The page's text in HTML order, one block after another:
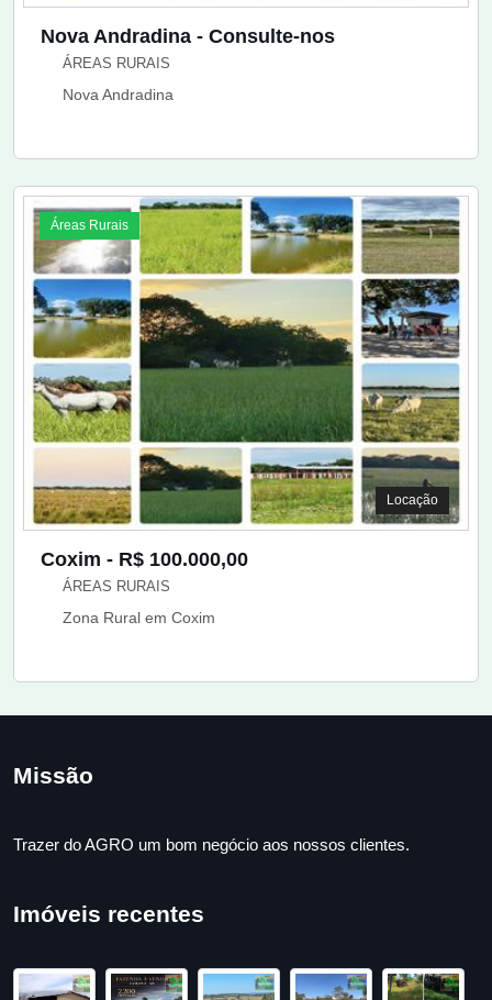
Nova Andradina - Consulte-nos
ÁREAS RURAIS
Nova Andradina
Áreas Rurais
Locação
Coxim - R$ 100.000,00
ÁREAS RURAIS
Zona Rural em Coxim
Missão
Trazer do AGRO um bom negócio aos nossos clientes.
Imóveis recentes